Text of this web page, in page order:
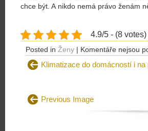
chce být. A nikdo nemá právo ženám
4.9/5 - (8 votes)
Posted in Ženy | Komentáře nejsou
Klimatizace do domácností i na
Previous Image